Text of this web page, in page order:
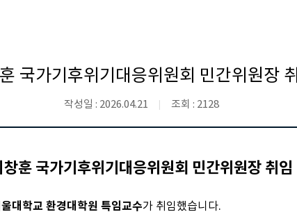
국가기후위기대응위원회 민간위원장
작성일 : 2026.04.21 조회 : 2128
창훈 국가기후위기대응위원회 민간위원장 취임
대학교 환경대학원 특임교수가 취임했습니다.